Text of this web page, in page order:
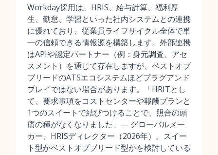
Workday採用は、HRIS、給与計算、福利厚
生、勤怠、学習といった社内システムとの連携
に優れており、従業員ライフサイクル全体で単
一の信頼できる情報源を構築します。外部連携
はAPIや認定パートナー（例：身元調査、アセ
スメント）を通じて存在しますが、ベストオブ
ブリードのATSエコシステムほどプラグアンド
プレイではない場合があります。「HRITとし
て、要求事項をコストセンターや報酬プランと
1つのスイートで結びつけることで、照合の頭
痛の種がなくなりました」— グローバルメー
カー、HRISディレクター（2026年）。スイー
ト型かベストオブブリード型かを検討している